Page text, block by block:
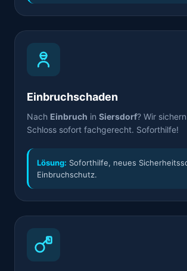
Einbruchschaden
Nach Einbruch in Siersdorf? Wir
Schloss sofort fachgerecht. Soforthilfe!
Lösung: Soforthilfe, neues
Einbruchschutz.